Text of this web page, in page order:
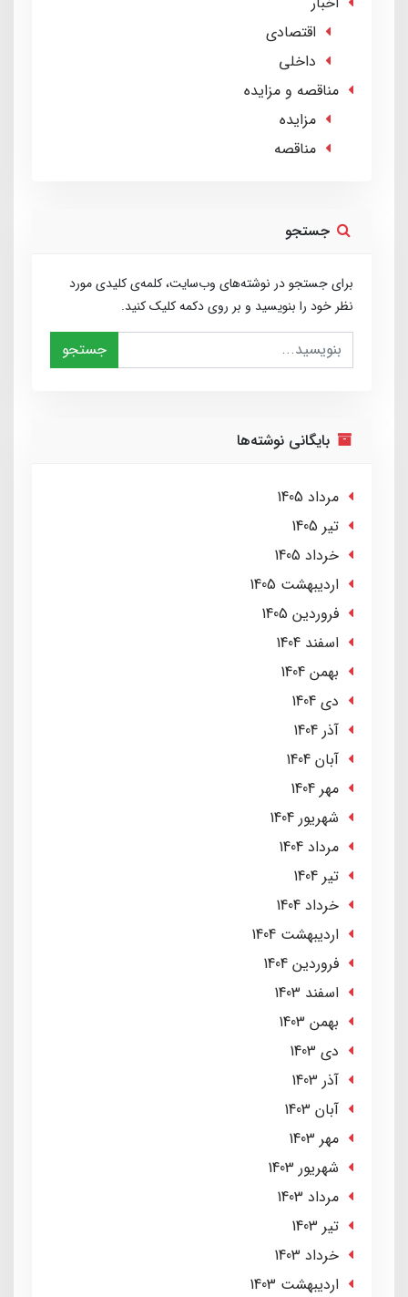
اقتصادی
داخلی
مناقصه و مزایده
مزایده
مناقصه
جستجو
برای جستجو در نوشته‌های وب‌سایت، کلمه‌ی کلیدی مورد
نظر خود را بنویسید و بر روی دکمه کلیک کنید.
جستجو
بایگانی نوشته‌ها
مرداد 1405
تير 1405
خرداد 1405
ارديبهشت 1405
فروردین 1405
اسفند 1404
بهمن 1404
دی 1404
آذر 1404
آبان 1404
مهر 1404
شهریور 1404
مرداد 1404
تير 1404
خرداد 1404
ارديبهشت 1404
فروردین 1404
اسفند 1403
بهمن 1403
دی 1403
آذر 1403
آبان 1403
مهر 1403
شهریور 1403
مرداد 1403
تير 1403
خرداد 1403
ارديبهشت 1403